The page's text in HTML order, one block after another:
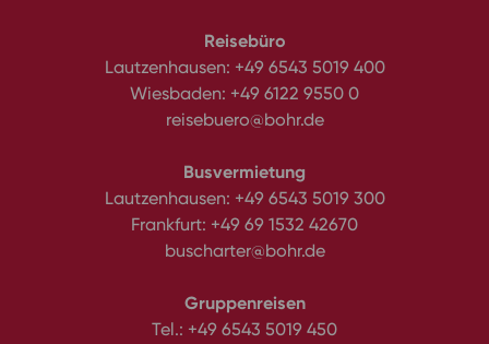
Reisebüro
Lautzenhausen: +49 6543 5019 400
Wiesbaden: +49 6122 9550 0
reisebuero@bohr.de
Busvermietung
Lautzenhausen: +49 6543 5019 300
Frankfurt: +49 69 1532 42670
buscharter@bohr.de
Gruppenreisen
Tel.: +49 6543 5019 450